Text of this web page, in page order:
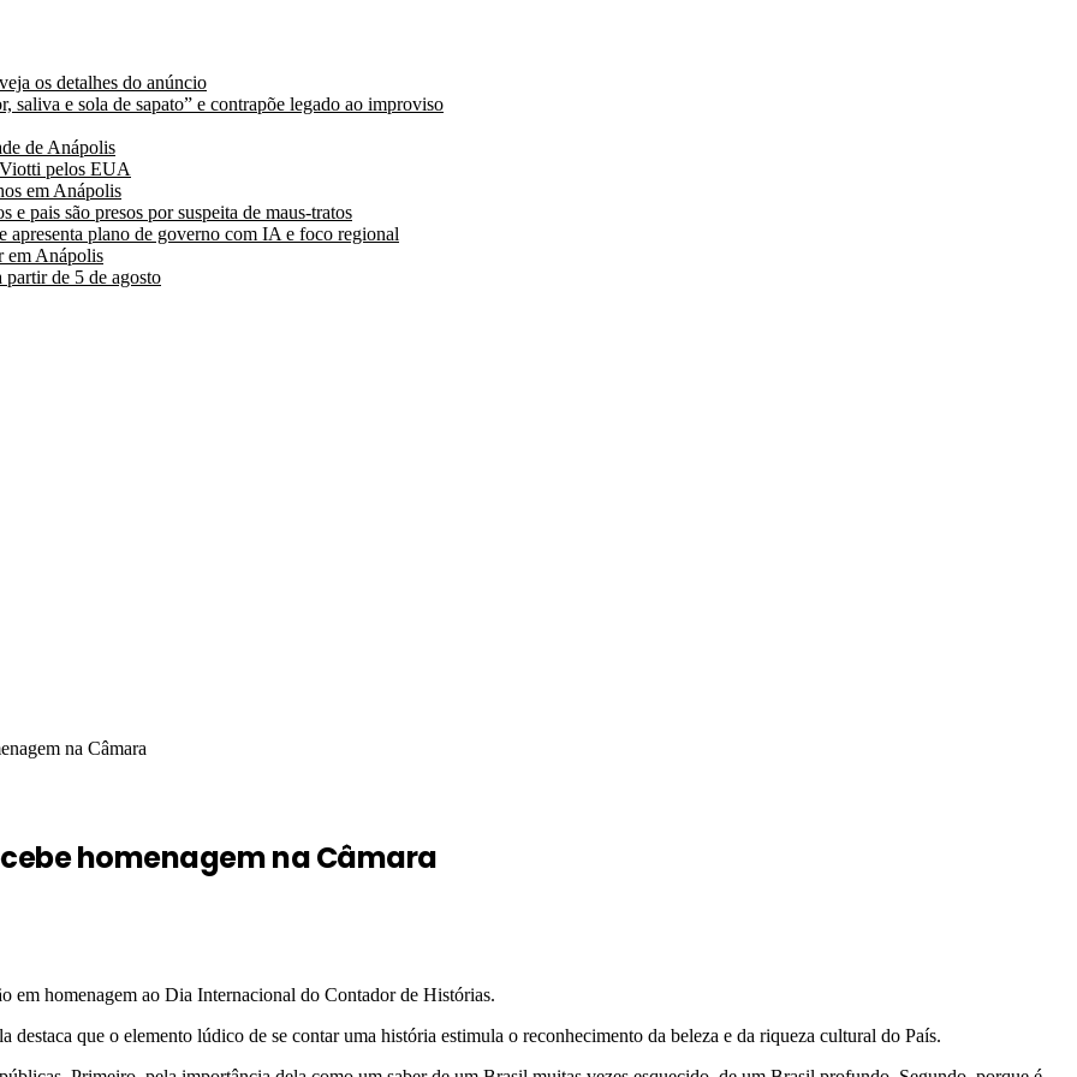
os detalhes do anúncio
e sola de sapato” e contrapõe legado ao improviso
de Anápolis
pelos EUA
em Anápolis
pais são presos por suspeita de maus-tratos
plano de governo com IA e foco regional
em Anápolis
partir de 5 de agosto
na Câmara
homenagem na Câmara
em homenagem ao Dia Internacional do Contador de Histórias.
que o elemento lúdico de se contar uma história estimula o reconhecimento da beleza e da riqueza cultural do País.